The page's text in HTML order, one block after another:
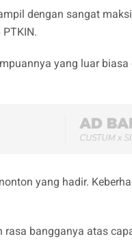
dengan sangat
yang luar
yang hadir.
bangganya atas